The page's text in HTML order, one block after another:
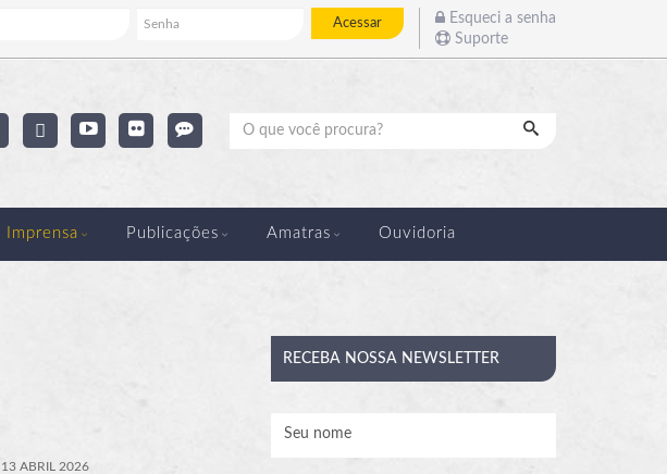
Acessar
Esqueci a senha
Suporte
Pesquisar
Imprensa Publicações Amatras Ouvidoria
13 ABRIL 2026
RECEBA NOSSA NEWSLETTER